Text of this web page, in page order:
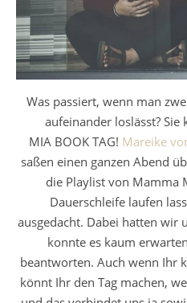
Was passiert, wenn man
aufeinander loslässt?
MIA BOOK TAG! Mareike
saßen einen ganzen Abend
die Playlist von Mamma
Dauerschleife laufen
ausgedacht. Dabei hatten wir
konnte es kaum
beantworten. Auch wenn Ihr
könnt Ihr den Tag machen,